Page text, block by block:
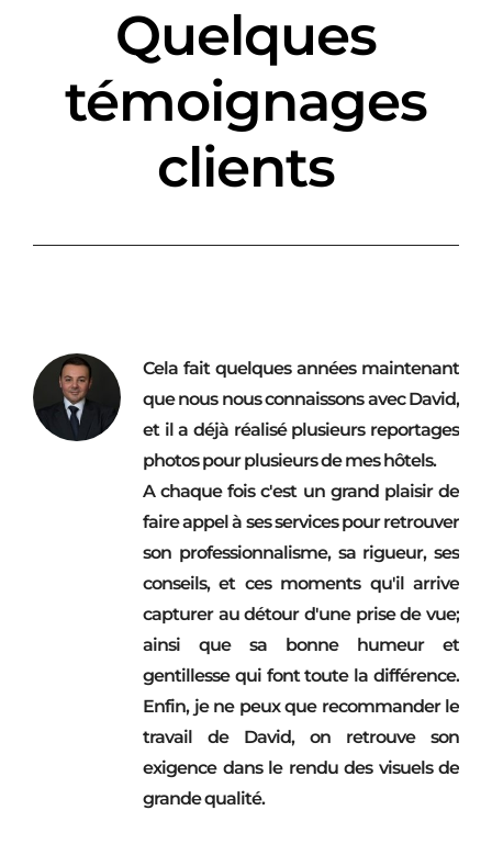
Quelques
témoignages
clients
Cela fait quelques années maintenant
que nous nous connaissons avec David,
et il a déjà réalisé plusieurs reportages
photos pour plusieurs de mes hôtels.
A chaque fois c'est un grand plaisir de
faire appel à ses services pour retrouver
son professionnalisme, sa rigueur, ses
conseils, et ces moments qu'il arrive
capturer au détour d'une prise de vue;
ainsi que sa bonne humeur et
gentillesse qui font toute la différence.
Enfin, je ne peux que recommander le
travail de David, on retrouve son
exigence dans le rendu des visuels de
grande qualité.